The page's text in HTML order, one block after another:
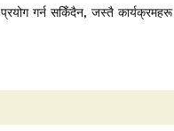
गर्न सकिँदैन, जस्तै